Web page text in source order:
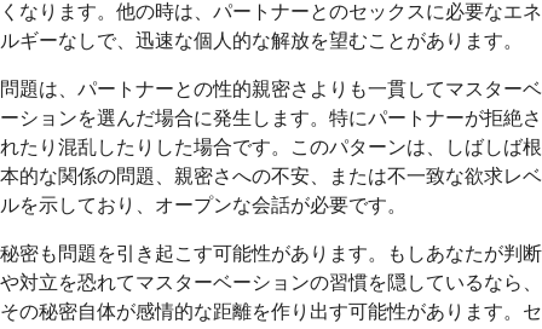
くなります。他の時は、パートナーとのセックスに必要なエネ
ルギーなしで、迅速な個人的な解放を望むことがあります。
問題は、パートナーとの性的親密さよりも一貫してマスターベ
ーションを選んだ場合に発生します。特にパートナーが拒絶さ
れたり混乱したりした場合です。このパターンは、しばしば根
本的な関係の問題、親密さへの不安、または不一致な欲求レベ
ルを示しており、オープンな会話が必要です。
秘密も問題を引き起こす可能性があります。もしあなたが判断
や対立を恐れてマスターベーションの習慣を隠しているなら、
その秘密自体が感情的な距離を作り出す可能性があります。セ